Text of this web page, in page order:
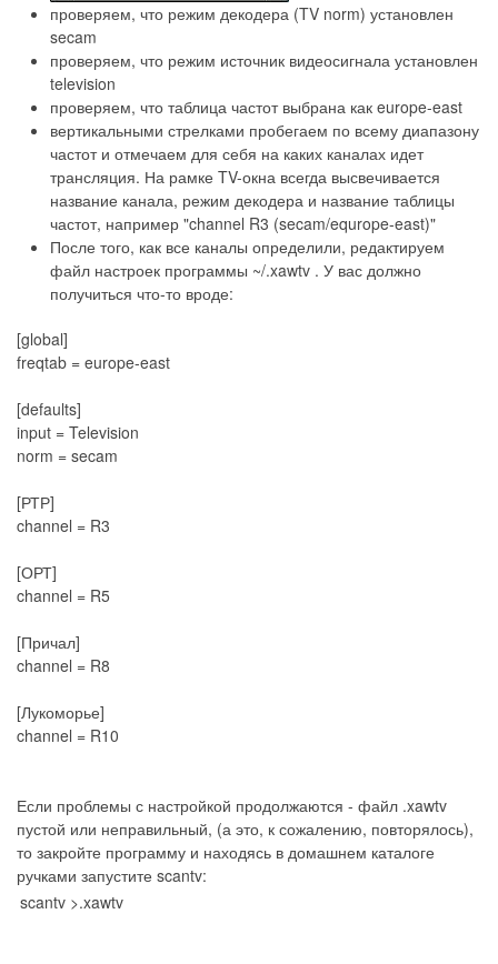
проверяем, что режим декодера (TV norm) установлен
secam
проверяем, что режим источник видеосигнала установлен
television
проверяем, что таблица частот выбрана как europe-east
вертикальными стрелками пробегаем по всему диапазону
частот и отмечаем для себя на каких каналах идет
трансляция. На рамке TV-окна всегда высвечивается
название канала, режим декодера и название таблицы
частот, например "channel R3 (secam/equrope-east)"
После того, как все каналы определили, редактируем
файл настроек программы ~/.xawtv . У вас должно
получиться что-то вроде:
[global]
freqtab = europe-east
[defaults]
input = Television
norm = secam
[РТР]
channel = R3
[ОРТ]
channel = R5
[Причал]
channel = R8
[Лукоморье]
channel = R10
Если проблемы с настройкой продолжаются - файл .xawtv
пустой или неправильный, (а это, к сожалению, повторялось),
то закройте программу и находясь в домашнем каталоге
ручками запустите scantv:
scantv >.xawtv